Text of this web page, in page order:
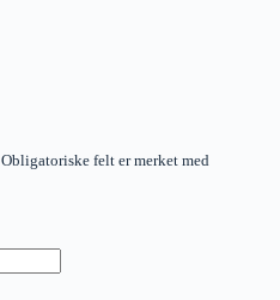
Obligatoriske felt er merket med